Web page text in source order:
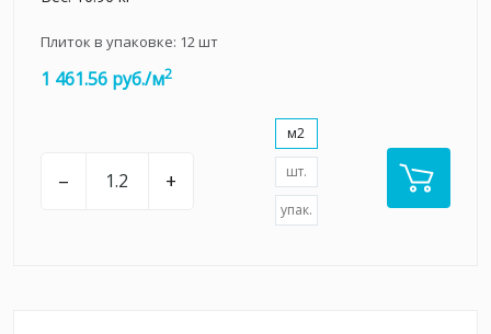
Плиток в упаковке: 12шт
1 461.56 руб./м2
– +
м2
шт.
упак.